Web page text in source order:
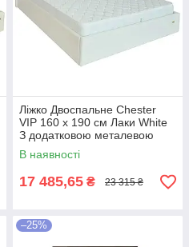
Ліжко Двоспальне Chester
VIP 160 х 190 см Лаки White
З додатковою металевою
цільнозварною рамою Білий
В наявності
17 485,65 ₴ 23 315 ₴
–25%